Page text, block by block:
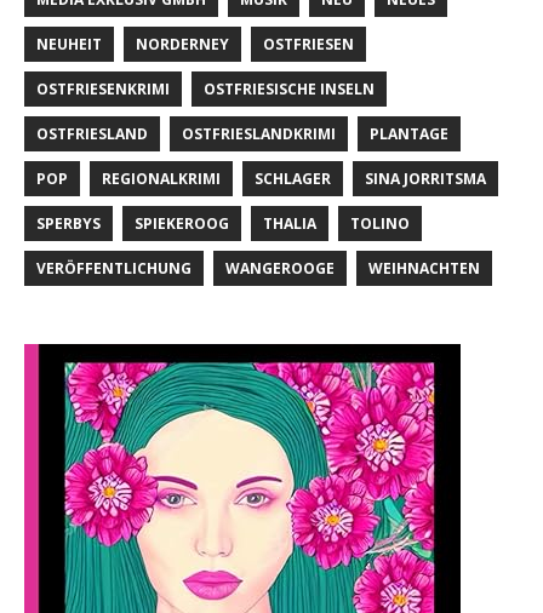
NEUHEIT NORDERNEY OSTFRIESEN
OSTFRIESENKRIMI OSTFRIESISCHE INSELN
OSTFRIESLAND OSTFRIESLANDKRIMI PLANTAGE
POP REGIONALKRIMI SCHLAGER SINA JORRITSMA
SPERBYS SPIEKEROOG THALIA TOLINO
VERÖFFENTLICHUNG WANGEROOGE WEIHNACHTEN